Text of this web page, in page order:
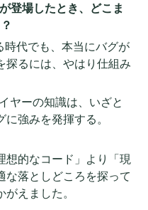
登場したとき、どこま
時代でも、本当にバグが
探るには、やはり仕組み
ヤーの知識は、いざと
強みを発揮する。
想的なコード」より「現
な落としどころを探って
えました。